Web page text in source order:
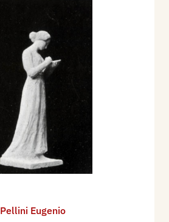
Pellini Eugenio